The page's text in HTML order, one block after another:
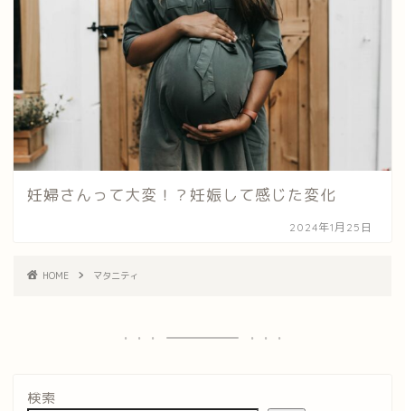
妊婦さんって大変！？妊娠して感じた変化
2024年1月25日
HOME マタニティ
検索